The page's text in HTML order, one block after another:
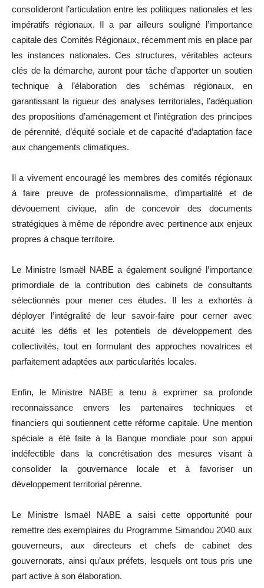
consolideront l’articulation entre les politiques nationales et les
impératifs régionaux. Il a par ailleurs souligné l’importance
capitale des Comités Régionaux, récemment mis en place par
les instances nationales. Ces structures, véritables acteurs
clés de la démarche, auront pour tâche d’apporter un soutien
technique à l’élaboration des schémas régionaux, en
garantissant la rigueur des analyses territoriales, l’adéquation
des propositions d’aménagement et l’intégration des principes
de pérennité, d’équité sociale et de capacité d’adaptation face
aux changements climatiques.
Il a vivement encouragé les membres des comités régionaux
à faire preuve de professionnalisme, d’impartialité et de
dévouement civique, afin de concevoir des documents
stratégiques à même de répondre avec pertinence aux enjeux
propres à chaque territoire.
Le Ministre Ismaël NABE a également souligné l’importance
primordiale de la contribution des cabinets de consultants
sélectionnés pour mener ces études. Il les a exhortés à
déployer l’intégralité de leur savoir-faire pour cerner avec
acuité les défis et les potentiels de développement des
collectivités, tout en formulant des approches novatrices et
parfaitement adaptées aux particularités locales.
Enfin, le Ministre NABE a tenu à exprimer sa profonde
reconnaissance envers les partenaires techniques et
financiers qui soutiennent cette réforme capitale. Une mention
spéciale a été faite à la Banque mondiale pour son appui
indéfectible dans la concrétisation des mesures visant à
consolider la gouvernance locale et à favoriser un
développement territorial pérenne.
Le Ministre Ismaël NABE a saisi cette opportunité pour
remettre des exemplaires du Programme Simandou 2040 aux
gouverneurs, aux directeurs et chefs de cabinet des
gouvernorats, ainsi qu’aux préfets, lesquels ont tous pris une
part active à son élaboration.